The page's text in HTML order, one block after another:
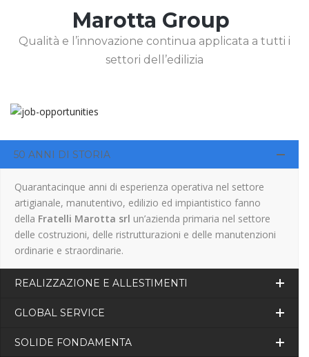
Marotta Group
Qualità e l’innovazione continua applicata a tutti i
settori dell’edilizia
50 ANNI DI STORIA
Quarantacinque anni di esperienza operativa nel settore
artigianale, manutentivo, edilizio ed impiantistico fanno
della Fratelli Marotta srl un’azienda primaria nel settore
delle costruzioni, delle ristrutturazioni e delle manutenzioni
ordinarie e straordinarie.
REALIZZAZIONE E ALLESTIMENTI
GLOBAL SERVICE
SOLIDE FONDAMENTA